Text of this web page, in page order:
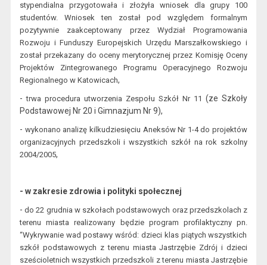
stypendialna przygotowała i złożyła wniosek dla grupy 100
studentów. Wniosek ten został pod względem formalnym
pozytywnie zaakceptowany przez Wydział Programowania
Rozwoju i Funduszy Europejskich Urzędu Marszałkowskiego i
został przekazany do oceny merytorycznej przez Komisję Oceny
Projektów Zintegrowanego Programu Operacyjnego Rozwoju
Regionalnego w Katowicach,
-trwa procedura utworzenia Zespołu Szkół Nr 11 (zeSzkoły
Podstawowej Nr 20 i Gimnazjum Nr 9),
- wykonano analizę kilkudziesięciu Aneksów Nr 1-4do projektów
organizacyjnych przedszkoli i wszystkich szkół na rok szkolny
2004/2005,
- w zakresie zdrowia i polityki społecznej
-do22 grudnia w szkołach podstawowych oraz przedszkolach z
terenu miasta realizowany będzie program profilaktyczny pn.
“Wykrywanie wad postawy wśród: dzieci kl as piątych wszystkich
szkół podstawowych z terenu miasta Jastrzębie Zdrój i dzieci
sześcioletnich wszystkich przedszkoli z terenu miasta Jastrzębie